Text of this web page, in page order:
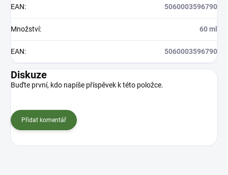
EAN: 5060003596790
Množství: 60 ml
EAN: 5060003596790
Diskuze
Buďte první, kdo napíše příspěvek k této položce.
Přidat komentář